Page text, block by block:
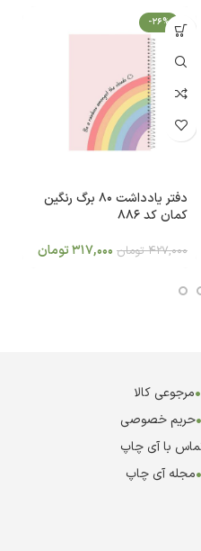
-26%
دفتر یادداشت 80 برگ رنگین
کمان کد 886
427,000 تومان 317,000تومان
•مرجوعی کالا
•حریم خصوصی
با آی چاپ
•مجله آی چاپ